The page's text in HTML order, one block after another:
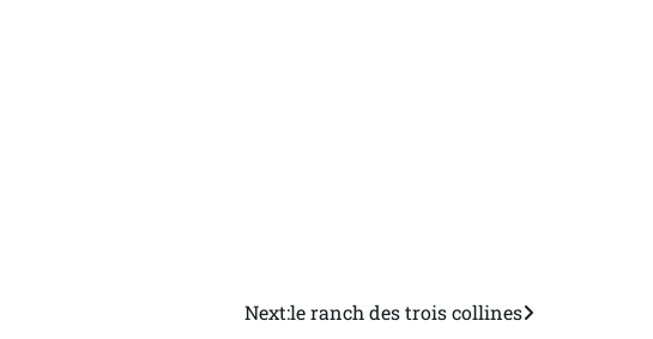
Next:le ranch des trois collines